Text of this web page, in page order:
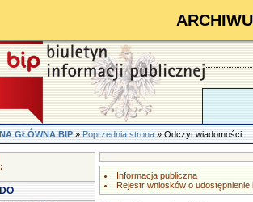
GŁÓWNA BIP»Poprzednia strona» Odczyt wiadomości
Informacja publiczna
Rejestr wniosków o